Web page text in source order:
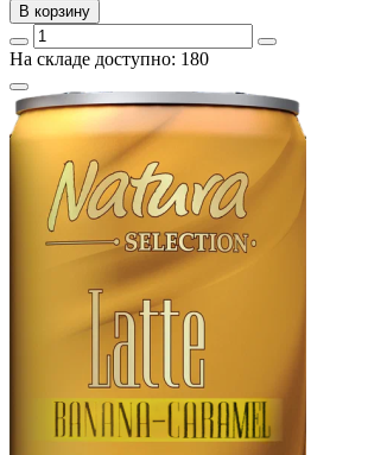
В корзину
На складе доступно: 180